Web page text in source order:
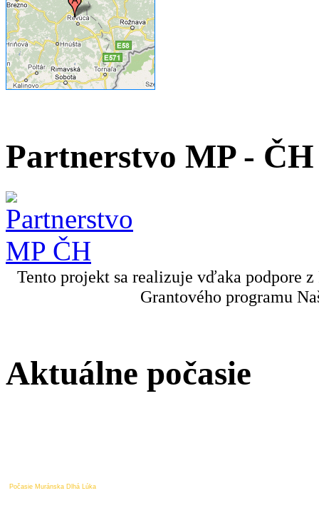
Partnerstvo MP - ČH
Tento projekt sa realizuje vďaka podpore
Grantového programu
Aktuálne počasie
Počasie Muránska Dlhá Lúka